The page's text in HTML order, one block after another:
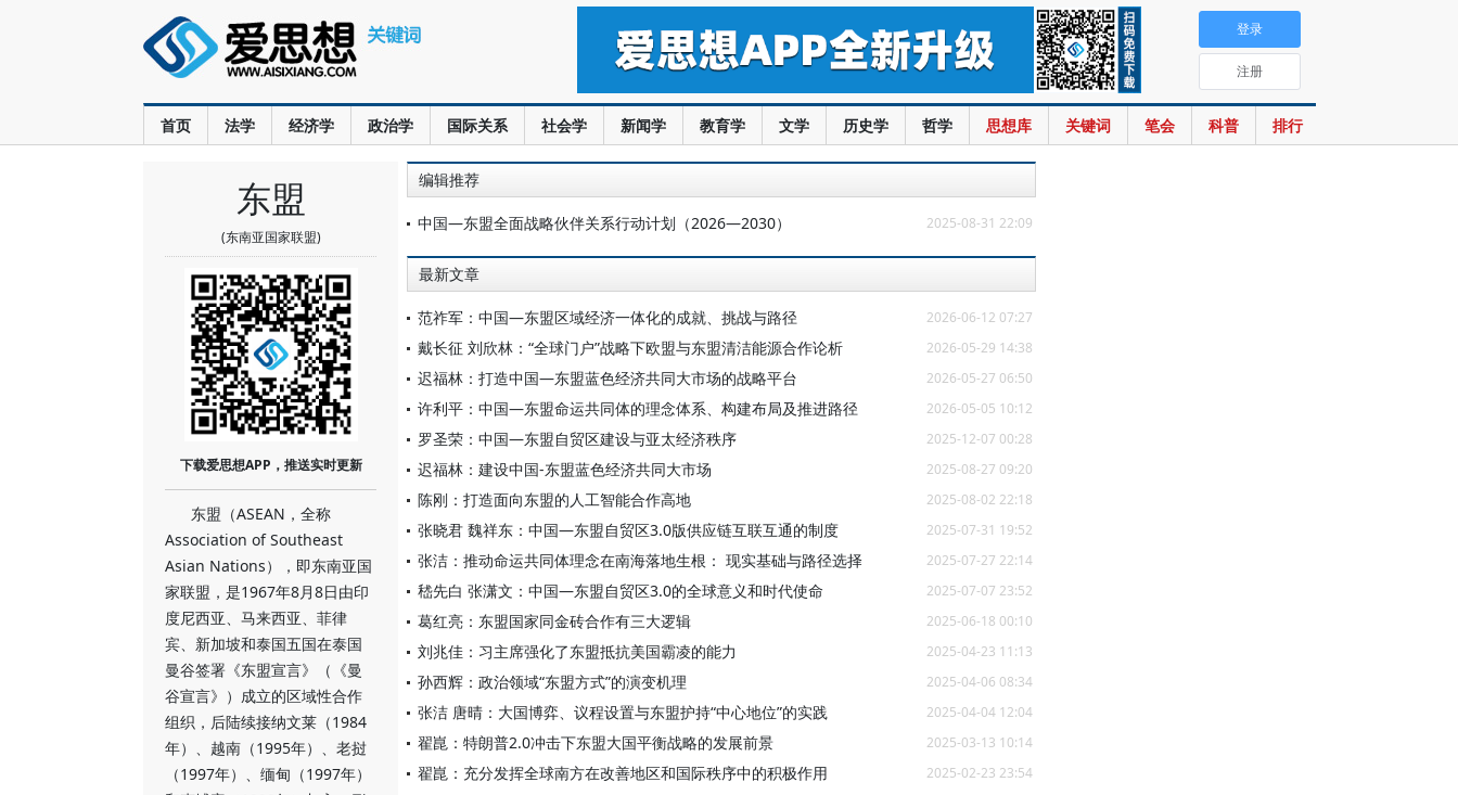
首页 法学 经济学 政治学 国际关系 社会学 新闻学 教育学 文学 历史学 哲学 思想库 关键词 笔会 科普 排行
登录
注册
东盟
(东南亚国家联盟)
下载爱思想APP，推送实时更新
东盟（ASEAN，全称
Association of Southeast
Asian Nations），即东南亚国
家联盟，是1967年8月8日由印
度尼西亚、马来西亚、菲律
宾、新加坡和泰国五国在泰国
曼谷签署《东盟宣言》（《曼
谷宣言》）成立的区域性合作
组织，后陆续接纳文莱（1984
年）、越南（1995年）、老挝
（1997年）、缅甸（1997年）
编辑推荐
中国—东盟全面战略伙伴关系行动计划（2026—2030） 2025-08-31 22:09
最新文章
范祚军：中国—东盟区域经济一体化的成就、挑战与路径 2026-06-12 07:27
戴长征 刘欣林：“全球门户”战略下欧盟与东盟清洁能源合作论析 2026-05-29 14:38
迟福林：打造中国—东盟蓝色经济共同大市场的战略平台 2026-05-27 06:50
许利平：中国—东盟命运共同体的理念体系、构建布局及推进路径 2026-05-05 10:12
罗圣荣：中国—东盟自贸区建设与亚太经济秩序 2025-12-07 00:28
迟福林：建设中国-东盟蓝色经济共同大市场 2025-08-27 09:20
陈刚：打造面向东盟的人工智能合作高地 2025-08-02 22:18
张晓君 魏祥东：中国—东盟自贸区3.0版供应链互联互通的制度 2025-07-31 19:52
张洁：推动命运共同体理念在南海落地生根： 现实基础与路径选择 2025-07-27 22:14
嵇先白 张潇文：中国—东盟自贸区3.0的全球意义和时代使命 2025-07-07 23:52
葛红亮：东盟国家同金砖合作有三大逻辑 2025-06-18 00:10
刘兆佳：习主席强化了东盟抵抗美国霸凌的能力 2025-04-23 11:13
孙西辉：政治领域“东盟方式”的演变机理 2025-04-06 08:34
张洁 唐晴：大国博弈、议程设置与东盟护持“中心地位”的实践 2025-04-04 12:04
翟崑：特朗普2.0冲击下东盟大国平衡战略的发展前景 2025-03-13 10:14
翟崑：充分发挥全球南方在改善地区和国际秩序中的积极作用 2025-02-23 23:54